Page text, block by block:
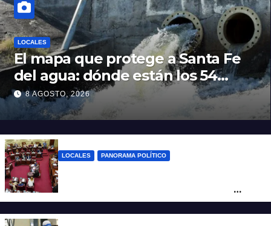
LOCALES
El mapa que protege a Santa Fe
del agua: dónde están los 54
puntos de bombeo
8 AGOSTO, 2026
LOCALES PANORAMA POLÍTICO
Santa Fe